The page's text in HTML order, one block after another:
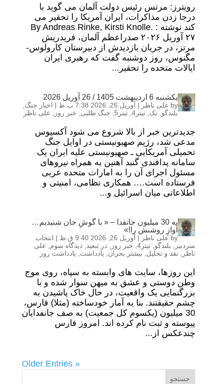
رویترز: مرتس رئیس دولت آلمان می گوید با
درجا زدن مذاکرات، ایران آمریکا را تحقیر می
کند نوشته : By Andreas Rinke, Kirsti Knolle.
۲۷ آوریل ۲۰۲۶ صدراعظم آلمان، فریدریش
مرتز، در جریان بازدیدش از دبیرستان کارولوس-
مگنوس، روز دوشنبه گفت که رهبری ایران
ایالات متحده را تحقیر...
یکشنبه 6 اردیبهشت 1405 / 26 آوریل 2026
by علی ناظر | آوریل 26, 2026 7:38 ب.ظ | اخبار جنگ
بلندگو تک تیتر4 , تیتر5 جنگ طلبی خبر روز علی ناظر
جدیدترین خبر از بالا شروع می شود آکسیوس
مدعی شد، رژیم صهیونیستی در اوایل جنگ
تحمیلی آمریکایی ـ صهیونیستی علیه ایران یک
سامانه پدافندی گنبد آهنین به همراه نیروهای
مسئول اجرای آن را به امارات متحده عربی
فرستاده است…. همکاری نظامی، امنیتی و
اطلاعاتی میان اسرائیل و...
به 30 میلیون جانفدا – « با گوشِ جان شنیدیم…
آوازِ روشنش را!»
by علی ناظر | آوریل 26, 2026 9:40 ق.ظ | انتخاب
سردبیر
بلندگو تیتر4 , خبر روز در تبعید دیدگاه سوم
علی
ناظر
نقد و تحلیل نیشتر بحران یادداشت یادداشت روز
این روزها، سایت های وابسته به سپاه، روی موج
وطن دوستی و عشق به میهن سوار شده و با
بزرگنمایی یک واقعیت، در حال خاک پاشیدن به
چشم حقیقتند. بنا به آمار خودساخته (مثلا) فارس،
30 میلیون (یکسوم کل جمعیت) به صف جانفدایان
پیوسته و ثبت نام کرده اند. امروز فارس
چندعکس از...
« Older Entries
جستجو